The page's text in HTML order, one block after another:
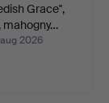
Grace",
mahogny…
2026